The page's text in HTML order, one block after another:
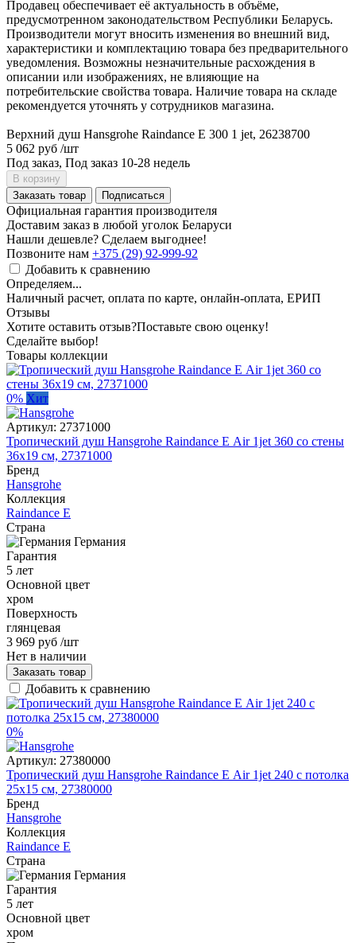
Продавец обеспечивает её актуальность в объёме,
предусмотренном законодательством Республики Беларусь.
Производители могут вносить изменения во внешний вид,
характеристики и комплектацию товара без предварительного
уведомления. Возможны незначительные расхождения в
описании или изображениях, не влияющие на
потребительские свойства товара. Наличие товара на складе
рекомендуется уточнять у сотрудников магазина.
Верхний душ Hansgrohe Raindance Е 300 1 jet, 26238700
5 062 руб /шт
Под заказ, Под заказ 10-28 недель
В корзину
Заказать товар
Подписаться
Официальная гарантия производителя
Доставим заказ в любой уголок Беларуси
Нашли дешевле? Сделаем выгоднее!
Позвоните нам +375 (29) 92-999-92
Добавить к сравнению
Определяем...
Наличный расчет, оплата по карте, онлайн-оплата, ЕРИП
Отзывы
Хотите оставить отзыв?Поставьте свою оценку!
Сделайте выбор!
Товары коллекции
0% Хит
Артикул: 27371000
Тропический душ Hansgrohe Raindance Е Air 1jet 360 со стены
36x19 см, 27371000
Бренд
Hansgrohe
Коллекция
Raindance E
Страна
Германия
Гарантия
5 лет
Основной цвет
хром
Поверхность
глянцевая
3 969 руб /шт
Нет в наличии
Заказать товар
Добавить к сравнению
0%
Артикул: 27380000
Тропический душ Hansgrohe Raindance Е Air 1jet 240 с потолка
25x15 см, 27380000
Бренд
Hansgrohe
Коллекция
Raindance E
Страна
Германия
Гарантия
5 лет
Основной цвет
хром